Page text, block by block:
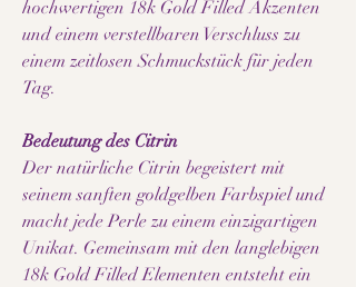
hochwertigen 18k Gold Filled Akzenten
und einem verstellbaren Verschluss zu
einem zeitlosen Schmuckstück für jeden
Tag.
Bedeutung des Citrin
Der natürliche Citrin begeistert mit
seinem sanften goldgelben Farbspiel und
macht jede Perle zu einem einzigartigen
Unikat. Gemeinsam mit den langlebigen
18k Gold Filled Elementen entsteht ein